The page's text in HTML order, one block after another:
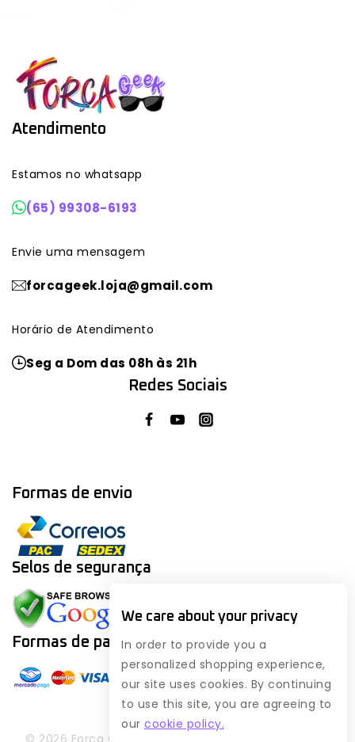
Atendimento
Estamos no whatsapp
(65) 99308-6193
Envie uma mensagem
forcageek.loja@gmail.com
Horário de Atendimento
Seg a Dom das 08h às 21h
Redes Sociais
Formas de envio
Selos de segurança
Formas de pagamento
© 2026 Força Geek - WordPress Theme by
We care about your privacy
In order to provide you a
personalized shopping experience,
our site uses cookies. By continuing
to use this site, you are agreeing to
our cookie policy.